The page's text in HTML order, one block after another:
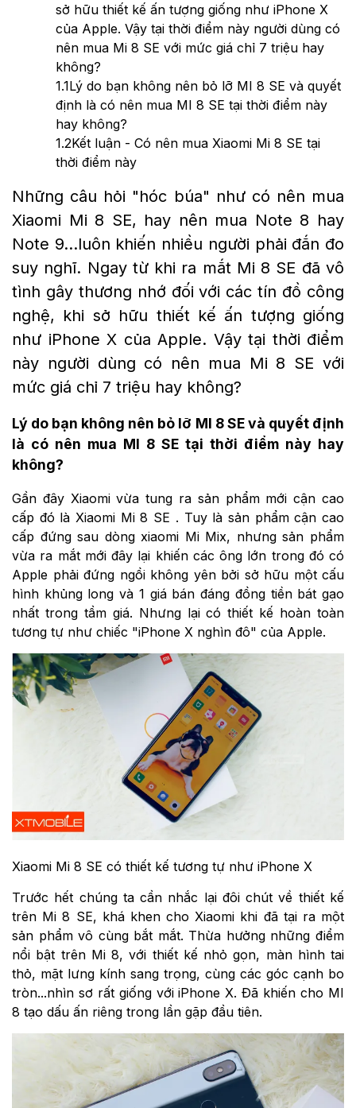
sở hữu thiết kế ấn tượng giống như iPhone X
của Apple. Vậy tại thời điểm này người dùng có
nên mua Mi 8 SE với mức giá chỉ 7 triệu hay
không?
1.1Lý do bạn không nên bỏ lỡ MI 8 SE và quyết
định là có nên mua MI 8 SE tại thời điểm này
hay không?
1.2Kết luận - Có nên mua Xiaomi Mi 8 SE tại
thời điểm này
Những câu hỏi "hóc búa" như có nên mua
Xiaomi Mi 8 SE, hay nên mua Note 8 hay
Note 9...luôn khiến nhiều người phải đắn đo
suy nghĩ. Ngay từ khi ra mắt Mi 8 SE đã vô
tình gây thương nhớ đối với các tín đồ công
nghệ, khi sở hữu thiết kế ấn tượng giống
như iPhone X của Apple. Vậy tại thời điểm
này người dùng có nên mua Mi 8 SE với
mức giá chỉ 7 triệu hay không?
Lý do bạn không nên bỏ lỡ MI 8 SE và quyết định
là có nên mua MI 8 SE tại thời điểm này hay
không?
Gần đây Xiaomi vừa tung ra sản phẩm mới cận cao
cấp đó là Xiaomi Mi 8 SE . Tuy là sản phẩm cận cao
cấp đứng sau dòng xiaomi Mi Mix, nhưng sản phẩm
vừa ra mắt mới đây lại khiến các ông lớn trong đó có
Apple phải đứng ngồi không yên bởi sở hữu một cấu
hình khủng long và 1 giá bán đáng đồng tiền bát gạo
nhất trong tầm giá. Nhưng lại có thiết kế hoàn toàn
tương tự như chiếc "iPhone X nghìn đô" của Apple.
Xiaomi Mi 8 SE có thiết kế tương tự như iPhone X
Trước hết chúng ta cần nhắc lại đôi chút về thiết kế
trên Mi 8 SE, khá khen cho Xiaomi khi đã tại ra một
sản phẩm vô cùng bắt mắt. Thừa hưởng những điểm
nổi bật trên Mi 8, với thiết kế nhỏ gọn, màn hình tai
thỏ, mặt lưng kính sang trọng, cùng các góc cạnh bo
tròn...nhìn sơ rất giống với iPhone X. Đã khiến cho MI
8 tạo dấu ấn riêng trong lần gặp đầu tiên.